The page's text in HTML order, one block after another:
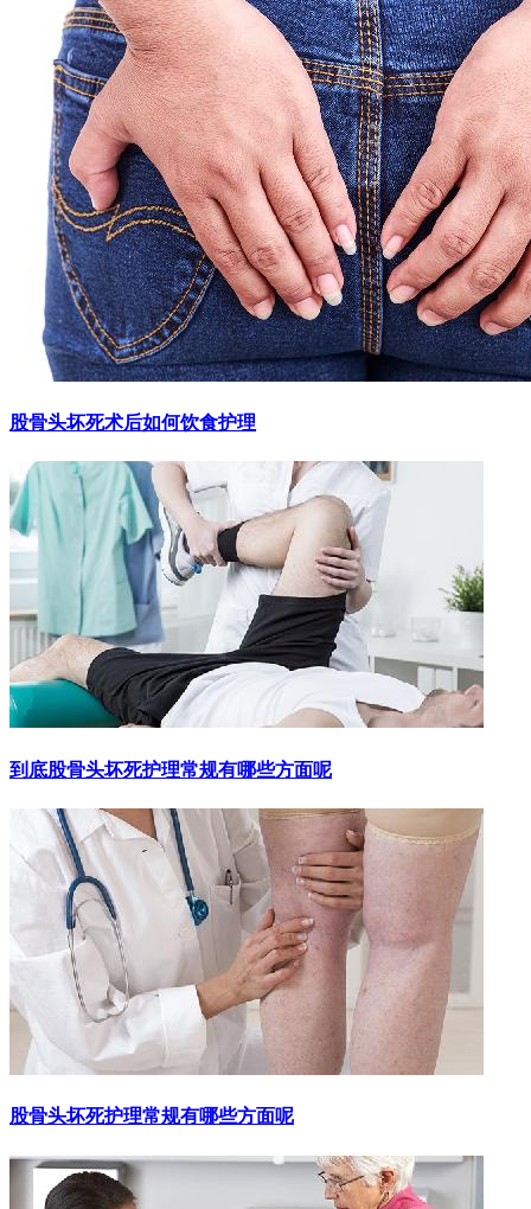
股骨头坏死术后如何饮食护理
到底股骨头坏死护理常规有哪些方面呢
股骨头坏死护理常规有哪些方面呢